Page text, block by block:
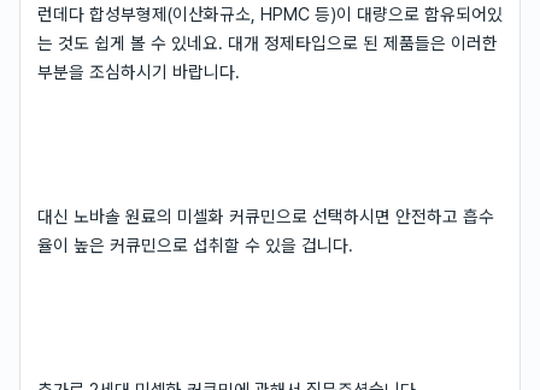
런데다 합성부형제(이산화규소, HPMC 등)이 대량으로 함유되어있
는 것도 쉽게 볼 수 있네요. 대개 정제타입으로 된 제품들은 이러한
부분을 조심하시기 바랍니다.
대신 노바솔 원료의 미셀화 커큐민으로 선택하시면 안전하고 흡수
율이 높은 커큐민으로 섭취할 수 있을 겁니다.